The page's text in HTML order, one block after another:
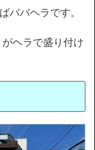
ババヘラです。
ヘラで盛り付け